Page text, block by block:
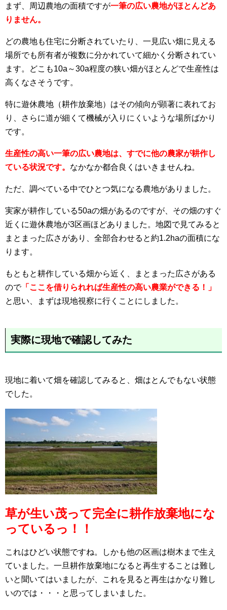
まず、周辺農地の面積ですが一筆の広い農地がほとんどあ
りません。
どの農地も住宅に分断されていたり、一見広い畑に見える
場所でも所有者が複数に分かれていて細かく分断されてい
ます。どこも10a～30a程度の狭い畑がほとんどで生産性は
高くなさそうです。
特に遊休農地（耕作放棄地）はその傾向が顕著に表れてお
り、さらに道が細くて機械が入りにくいような場所ばかり
です。
生産性の高い一筆の広い農地は、すでに他の農家が耕作し
ている状況です。 なかなか都合良くはいきませんね。
ただ、調べている中でひとつ気になる農地がありました。
実家が耕作している50aの畑があるのですが、その畑のすぐ
近くに遊休農地が3区画ほどありました。地図で見てみると
まとまった広さがあり、全部合わせると約1.2haの面積にな
ります。
もともと耕作している畑から近く、まとまった広さがある
ので「ここを借りられれば生産性の高い農業ができる！」
と思い、まずは現地視察に行くことにしました。
実際に現地で確認してみた
現地に着いて畑を確認してみると、畑はとんでもない状態
でした。
草が生い茂って完全に耕作放棄地にな
っているっ！！
これはひどい状態ですね。しかも他の区画は樹木まで生え
ていました。一旦耕作放棄地になると再生することは難し
いと聞いてはいましたが、これを見ると再生はかなり難し
いのでは・・・と思ってしまいました。